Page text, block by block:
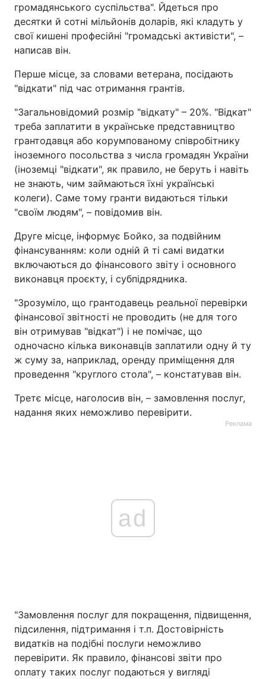
громадянського суспільства". Йдеться про
десятки й сотні мільйонів доларів, які кладуть у
свої кишені професійні "громадські активісти", –
написав він.
Перше місце, за словами ветерана, посідають
"відкати" під час отримання грантів.
"Загальновідомий розмір "відкату" – 20%. "Відкат"
треба заплатити в українське представництво
грантодавця або корумпованому співробітнику
іноземного посольства з числа громадян України
(іноземці "відкати", як правило, не беруть і навіть
не знають, чим займаються їхні українські
колеги). Саме тому гранти видаються тільки
"своїм людям", – повідомив він.
Друге місце, інформує Бойко, за подвійним
фінансуванням: коли одній й ті самі видатки
включаються до фінансового звіту і основного
виконавця проєкту, і субпідрядника.
"Зрозуміло, що грантодавець реальної перевірки
фінансової звітності не проводить (не для того
він отримував "відкат") і не помічає, що
одночасно кілька виконавців заплатили одну й ту
ж суму за, наприклад, оренду приміщення для
проведення "круглого стола", – констатував він.
Третє місце, наголосив він, – замовлення послуг,
надання яких неможливо перевірити.
Реклама
ad
"Замовлення послуг для покращення, підвищення,
підсилення, підтримання і т.п. Достовірність
видатків на подібні послуги неможливо
перевірити. Як правило, фінансові звіти про
оплату таких послуг подаються у вигляді